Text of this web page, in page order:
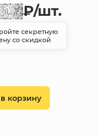
₽/шт.
секретную
со скидкой
корзину